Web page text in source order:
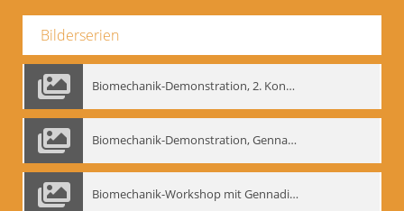
Bilderserien
Biomechanik-Demonstration, 2. Kongress der EMF, Mai 1995
Biomechanik-Demonstration, Gennadij Bogdanow im Berliner Ensemble, 04.10.1991
Biomechanik-Workshop mit Gennadij Nikolajewitsch Bogdanow im Mime Centrum Berlin, 1991